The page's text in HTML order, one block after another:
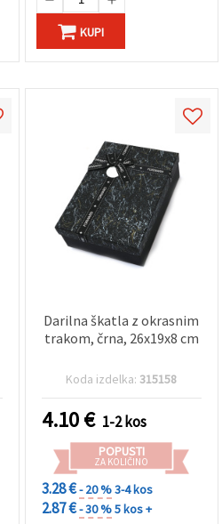
KUPI
Darilna škatla z okrasnim
trakom, črna, 26x19x8 cm
Koda izdelka:315158
4.10€ 1-2 kos
POPUSTI
ZA KOLIČINO
3.28 €- 20 %3-4 kos
2.87 €- 30 %5 kos +